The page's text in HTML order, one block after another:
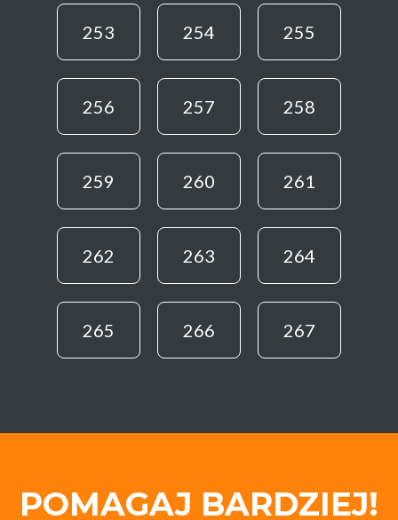
253 254 255
256 257 258
259 260 261
262 263 264
265 266 267
POMAGAJ BARDZIEJ!